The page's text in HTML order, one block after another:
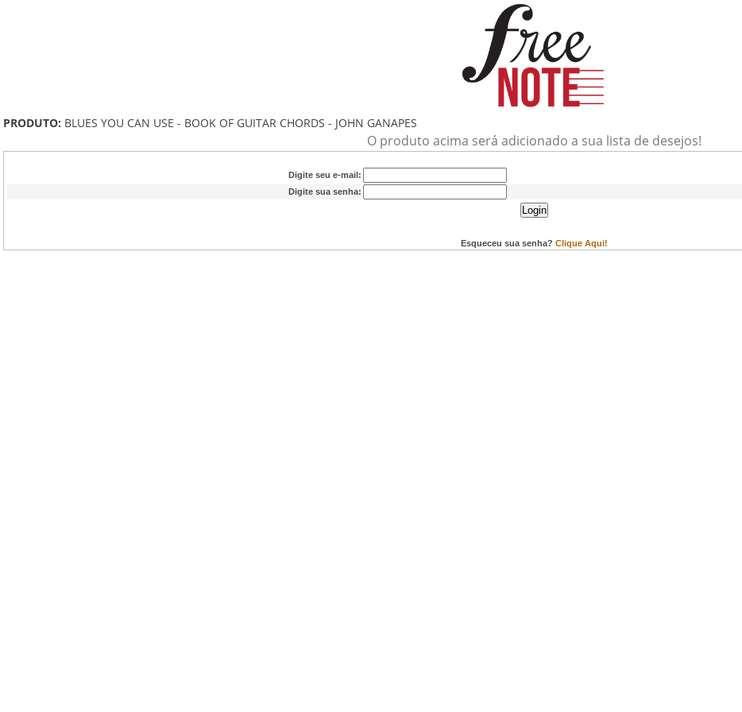
PRODUTO: BLUES YOU CAN USE - BOOK OF GUITAR CHORDS - JOHN GANAPES
O produto acima será adicionado a sua lista de desejos!
Digite seu e-mail:
Digite sua senha:
Login
Esqueceu sua senha? Clique Aqui!